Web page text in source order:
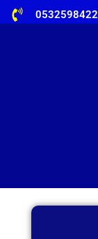
0532598422